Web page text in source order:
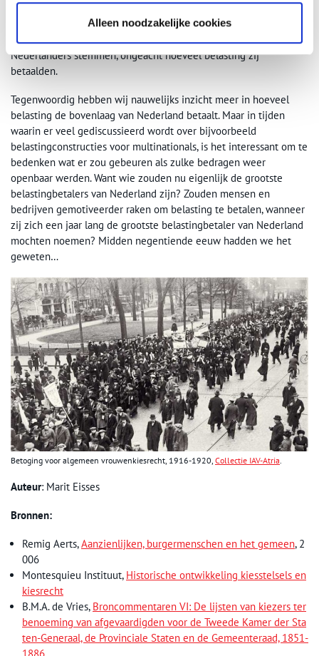
Alleen noodzakelijke cookies
invloed van belastingafdracht op het stemrecht verdween kort
daarop: in 1917 werd het algemeen kiesrecht voor mannen én
vrouwen ingevoerd. Daarmee mochten alle volwassen
Nederlanders stemmen, ongeacht hoeveel belasting zij
betaalden.
Tegenwoordig hebben wij nauwelijks inzicht meer in hoeveel
belasting de bovenlaag van Nederland betaalt. Maar in tijden
waarin er veel gediscussieerd wordt over bijvoorbeeld
belastingconstructies voor multinationals, is het interessant om te
bedenken wat er zou gebeuren als zulke bedragen weer
openbaar werden. Want wie zouden nu eigenlijk de grootste
belastingbetalers van Nederland zijn? Zouden mensen en
bedrijven gemotiveerder raken om belasting te betalen, wanneer
zij zich een jaar lang de grootste belastingbetaler van Nederland
mochten noemen? Midden negentiende eeuw hadden we het
geweten…
Betoging voor algemeen vrouwenkiesrecht, 1916-1920, Collectie IAV-Atria
Auteur: Marit Eisses
Bronnen:
Remig Aerts,Aanzienlijken, burgermenschen en het gemeen, 2
006
Montesquieu Instituut, Historische ontwikkeling kiesstelsels en
kiesrecht
B.M.A. de Vries, Broncommentaren VI: De lijsten van kiezers ter
benoeming van afgevaardigden voor de Tweede Kamer der Sta
ten-Generaal, de Provinciale Staten en de Gemeenteraad, 1851-
1886